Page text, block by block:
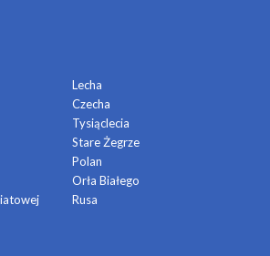
Lecha
Czecha
Tysiąclecia
Stare Żegrze
Polan
Orła Białego
Rusa